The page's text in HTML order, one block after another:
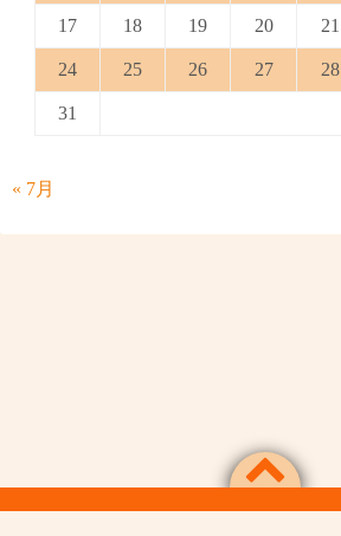
17 18 19 20 21
24 25 26 27 28
31
« 7月